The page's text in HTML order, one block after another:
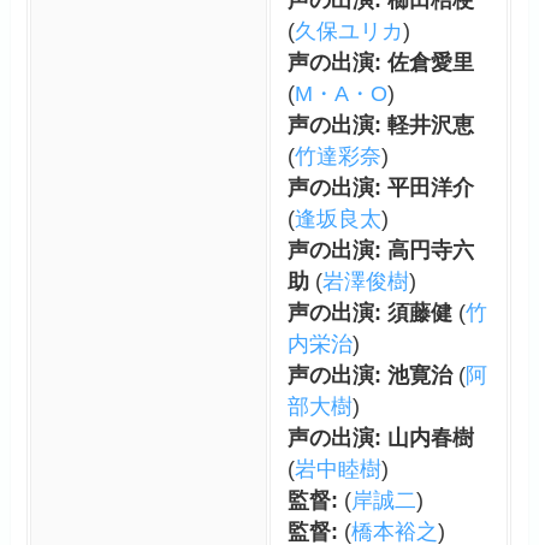
(久保ユリカ)
声の出演: 佐倉愛里
(M・A・O)
声の出演: 軽井沢恵
(竹達彩奈)
声の出演: 平田洋介
(逢坂良太)
声の出演: 高円寺六
助(岩澤俊樹)
声の出演: 須藤健(竹
内栄治)
声の出演: 池寛治(阿
部大樹)
声の出演: 山内春樹
(岩中睦樹)
監督: (岸誠二)
監督: (橋本裕之)